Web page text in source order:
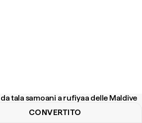
tala samoani a rufiyaa delle Maldive
CONVERTITO